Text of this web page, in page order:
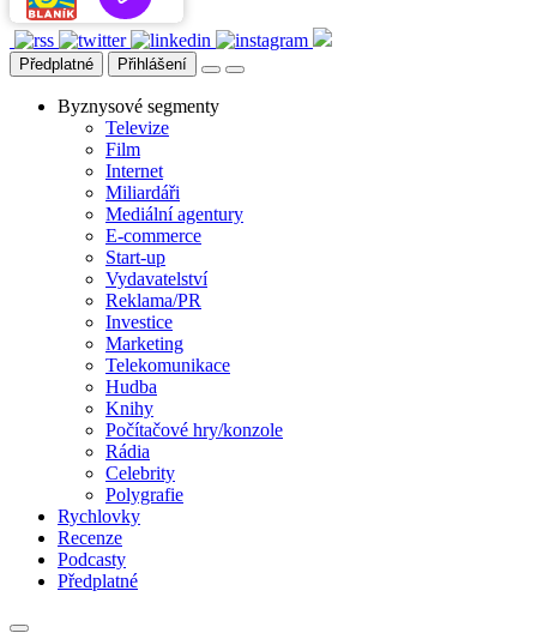
Předplatné Přihlášení
Byznysové segmenty
Televize
Film
Internet
Miliardáři
Mediální agentury
E-commerce
Start-up
Vydavatelství
Reklama/PR
Investice
Marketing
Telekomunikace
Hudba
Knihy
Počítačové hry/konzole
Rádia
Celebrity
Polygrafie
Rychlovky
Recenze
Podcasty
Předplatné